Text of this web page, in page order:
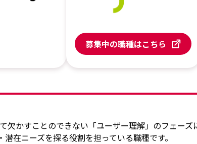
募集中の職種はこちら
欠かすことのできない「ユーザー理解」のフェー
在ニーズを探る役割を担っている職種です。